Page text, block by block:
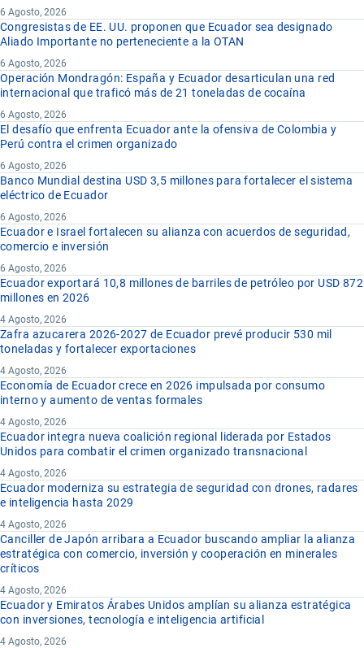
6 Agosto, 2026
Congresistas de EE. UU. proponen que Ecuador sea designado
Aliado Importante no perteneciente a la OTAN
6 Agosto, 2026
Operación Mondragón: España y Ecuador desarticulan una red
internacional que traficó más de 21 toneladas de cocaína
6 Agosto, 2026
El desafío que enfrenta Ecuador ante la ofensiva de Colombia y
Perú contra el crimen organizado
6 Agosto, 2026
Banco Mundial destina USD 3,5 millones para fortalecer el sistema
eléctrico de Ecuador
6 Agosto, 2026
Ecuador e Israel fortalecen su alianza con acuerdos de seguridad,
comercio e inversión
6 Agosto, 2026
Ecuador exportará 10,8 millones de barriles de petróleo por USD 872
millones en 2026
4 Agosto, 2026
Zafra azucarera 2026-2027 de Ecuador prevé producir 530 mil
toneladas y fortalecer exportaciones
4 Agosto, 2026
Economía de Ecuador crece en 2026 impulsada por consumo
interno y aumento de ventas formales
4 Agosto, 2026
Ecuador integra nueva coalición regional liderada por Estados
Unidos para combatir el crimen organizado transnacional
4 Agosto, 2026
Ecuador moderniza su estrategia de seguridad con drones, radares
e inteligencia hasta 2029
4 Agosto, 2026
Canciller de Japón arribara a Ecuador buscando ampliar la alianza
estratégica con comercio, inversión y cooperación en minerales
críticos
4 Agosto, 2026
Ecuador y Emiratos Árabes Unidos amplían su alianza estratégica
con inversiones, tecnología e inteligencia artificial
4 Agosto, 2026